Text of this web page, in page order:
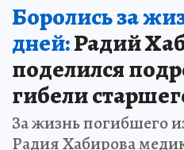
Боролись за
дней:Радий
поделился
гибели
За жизнь погибшего
Радия Хабирова